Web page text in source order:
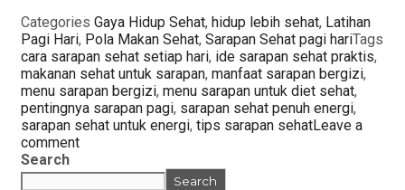
Categories Gaya Hidup Sehat, hidup lebih sehat, Latihan
Pagi Hari, Pola Makan Sehat, Sarapan Sehat pagi hariTags
cara sarapan sehat setiap hari, ide sarapan sehat praktis,
makanan sehat untuk sarapan, manfaat sarapan bergizi,
menu sarapan bergizi, menu sarapan untuk diet sehat,
pentingnya sarapan pagi, sarapan sehat penuh energi,
sarapan sehat untuk energi, tips sarapan sehatLeave a
comment
Search
Search